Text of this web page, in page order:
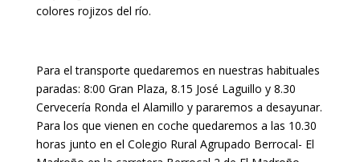
colores rojizos del río.
Para el transporte quedaremos en nuestras habituales
paradas: 8:00 Gran Plaza, 8.15 José Laguillo y 8.30
Cervecería Ronda el Alamillo y pararemos a desayunar.
Para los que vienen en coche quedaremos a las 10.30
horas junto en el Colegio Rural Agrupado Berrocal- El